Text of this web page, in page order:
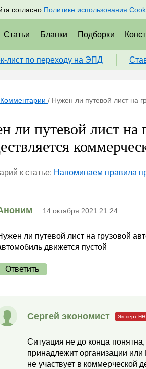
согласно Политике использования
Подписаться
Статьи Бланки Подборки
лист по переходу на ЭПД
Комментарии / Нужен ли путевой лист на
ли путевой лист на
к статье: Напоминаем правила
14 октября 2021 21:24
ли путевой лист на грузовой
движется пустой
Ответить
Сергей экономист
Ситуация не до конца
принадлежит организации
не участвует в коммерческой